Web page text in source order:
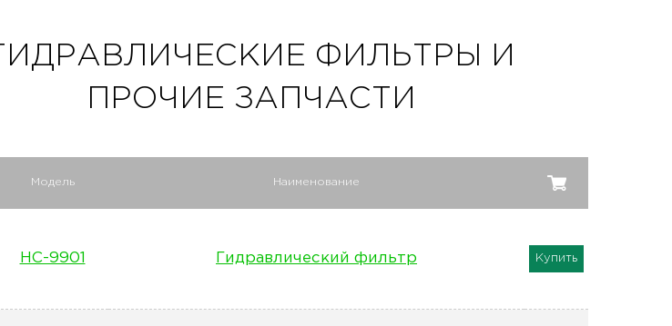
ГИДРАВЛИЧЕСКИЕ ФИЛЬТРЫ И
ПРОЧИЕ ЗАПЧАСТИ
Модель Наименование
HC-9901 Гидравлический фильтр Купить